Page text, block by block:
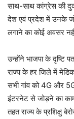
साथ-साथ कांग्रेस की
देश एवं प्रदेश में उनके जो
लगाने का कोई अवसर
उन्होंने भाजपा के दृष्टि
राज्य के हर जिले में
सभी गांव को 4G और 5G
इंटरनेट से जोड़ने का
तहत राज्य के प्रशिक्षु